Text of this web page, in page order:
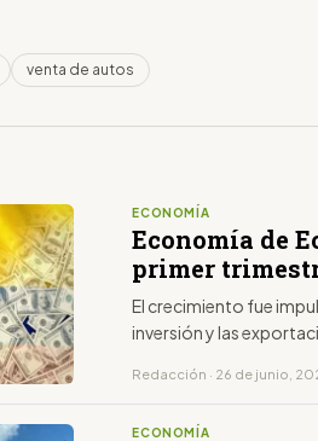
venta de autos
ECONOMÍA
Economía de
primer
El crecimiento fue
inversión y las
Redacción · 26 de junio,
ECONOMÍA